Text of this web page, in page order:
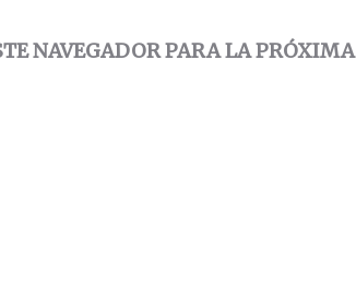
NAVEGADOR PARA LA PRÓXIMA